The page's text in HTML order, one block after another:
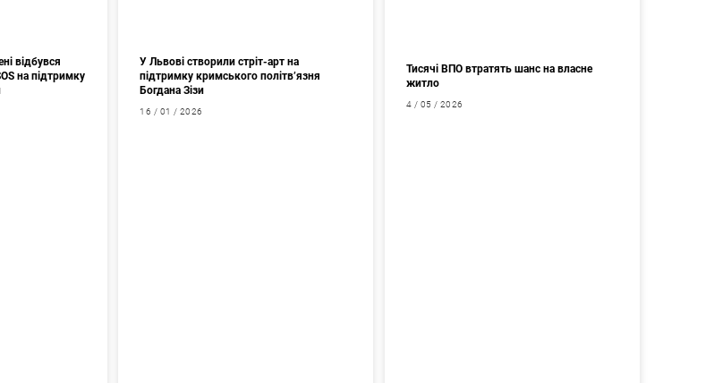
відбувся
на підтримку
У Львові створили стріт-арт на
підтримку кримського політв’язня
Богдана Зізи
16 / 01 / 2026
Тисячі ВПО втратять шанс на власне
житло
4 / 05 / 2026